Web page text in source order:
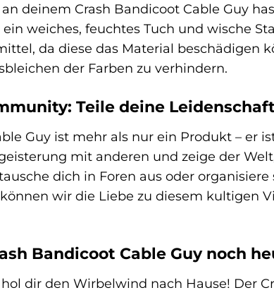
deinem Crash Bandicoot Cable Guy
weiches, feuchtes Tuch und wische
da diese das Material beschädigen
der Farben zu verhindern.
Teile deine Leidenschaft
Guy ist mehr als nur ein Produkt – er
mit anderen und zeige der
dich in Foren aus oder
wir die Liebe zu diesem kultigen
Bandicoot Cable Guy noch
dir den Wirbelwind nach Hause! Der